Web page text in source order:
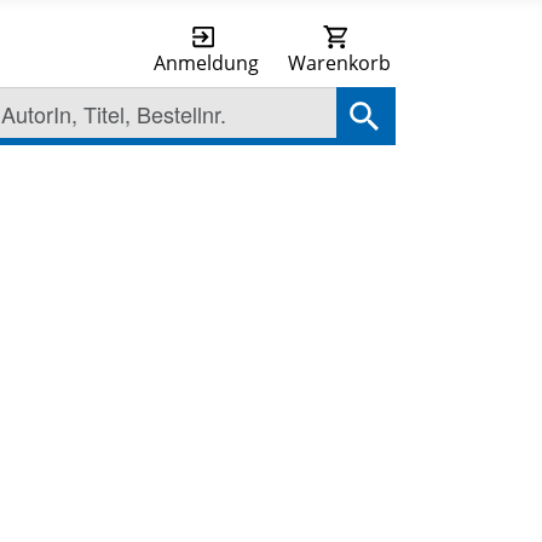
Anmeldung Warenkorb